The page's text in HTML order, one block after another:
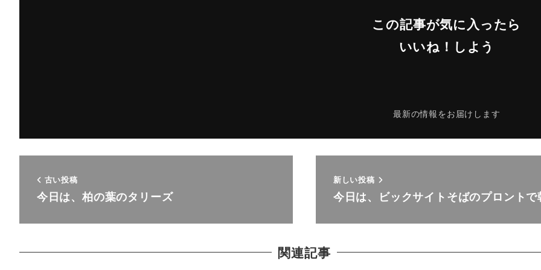
この記事が気に入ったら
いいね！しよう
最新の情報をお届けします
古い投稿
今日は、柏の葉のタリーズ
新しい投稿
今日は、ビックサイトそばのプロントで
関連記事